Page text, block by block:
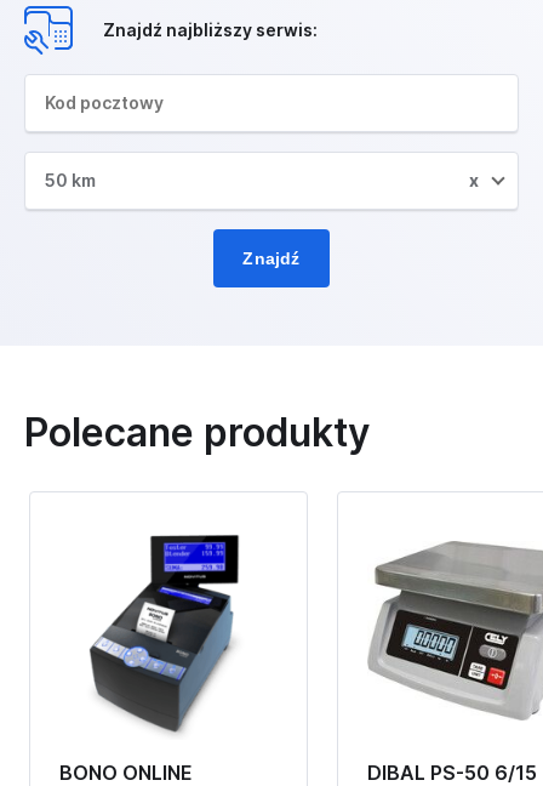
Znajdź najbliższy serwis:
50 km x
Znajdź
Polecane produkty
BONO ONLINE DIBAL PS-50 6/15